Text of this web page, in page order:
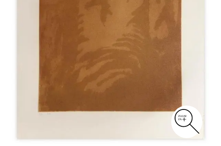
PHOTO / PEINTURE
CONTACT